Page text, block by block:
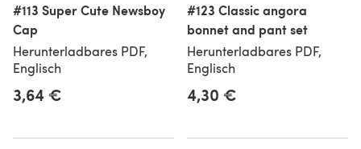
#113 Super Cute Newsboy
Cap
Herunterladbares PDF,
Englisch
3,64 €
#123 Classic angora
bonnet and pant set
Herunterladbares PDF,
Englisch
4,30 €